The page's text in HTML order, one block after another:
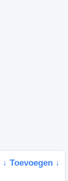
↓ Toevoegen ↓